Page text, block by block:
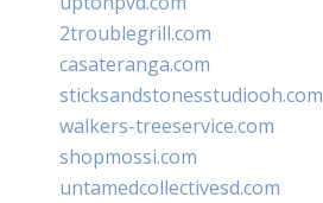
2troublegrill.com
casateranga.com
sticksandstonesstudiooh.com
walkers-treeservice.com
shopmossi.com
untamedcollectivesd.com